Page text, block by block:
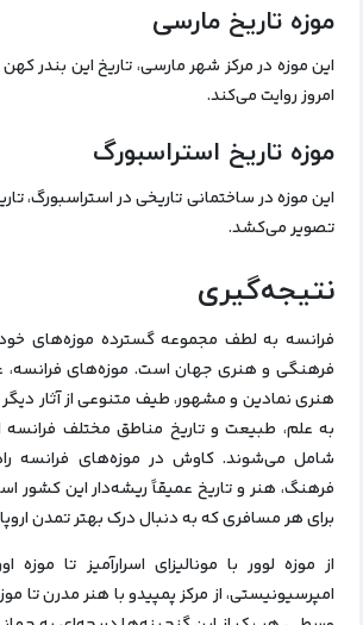
موزه تاریخ مارسی
این موزه در مرکز شهر مارسی، تاریخ این بندر کهن
امروز روایت می‌کند.
موزه تاریخ استراسبورگ
این موزه در ساختمانی تاریخی در استراسبورگ،
تصویر می‌کشد.
نتیجه‌گیری
فرانسه به لطف مجموعه گسترده موزه‌های
فرهنگی و هنری جهان است. موزه‌های فرانسه،
هنری نمادین و مشهور، طیف متنوعی از آثار
به علم، طبیعت و تاریخ مناطق مختلف فرانسه
شامل می‌شوند. کاوش در موزه‌های فرانسه
فرهنگ، هنر و تاریخ عمیقاً ریشه‌دار این کشور
برای هر مسافری که به دنبال درک بهتر تمدن
از موزه لوور با مونالیزای اسرارآمیز تا
امپرسیونیستی، از مرکز پمپیدو با هنر مدرن تا